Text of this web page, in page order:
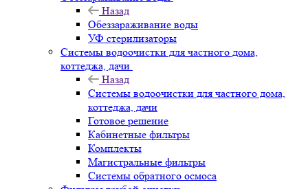
Назад
Обеззараживание воды
УФ стерилизаторы
Системы водоочистки для частного дома,
коттеджа, дачи
Назад
Системы водоочистки для частного дома,
коттеджа, дачи
Готовое решение
Кабинетные фильтры
Комплекты
Магистральные фильтры
Системы обратного осмоса